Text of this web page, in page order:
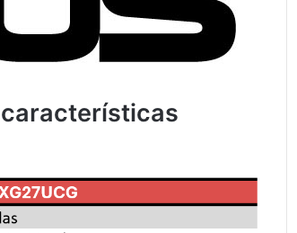
características